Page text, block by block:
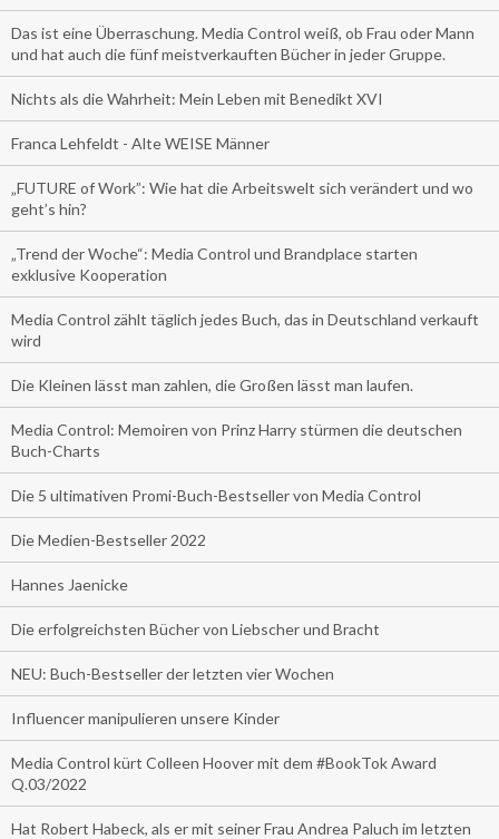
Das ist eine Überraschung. Media Control weiß, ob Frau oder Mann
und hat auch die fünf meistverkauften Bücher in jeder Gruppe.
Nichts als die Wahrheit: Mein Leben mit Benedikt XVI
Franca Lehfeldt - Alte WEISE Männer
„FUTURE of Work”: Wie hat die Arbeitswelt sich verändert und wo
geht’s hin?
„Trend der Woche“: Media Control und Brandplace starten
exklusive Kooperation
Media Control zählt täglich jedes Buch, das in Deutschland verkauft
wird
Die Kleinen lässt man zahlen, die Großen lässt man laufen.
Media Control: Memoiren von Prinz Harry stürmen die deutschen
Buch-Charts
Die 5 ultimativen Promi-Buch-Bestseller von Media Control
Die Medien-Bestseller 2022
Hannes Jaenicke
Die erfolgreichsten Bücher von Liebscher und Bracht
NEU: Buch-Bestseller der letzten vier Wochen
Influencer manipulieren unsere Kinder
Media Control kürt Colleen Hoover mit dem #BookTok Award
Q.03/2022
Hat Robert Habeck, als er mit seiner Frau Andrea Paluch im letzten